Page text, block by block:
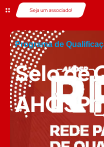
Programa de
Selo de
AHOSP